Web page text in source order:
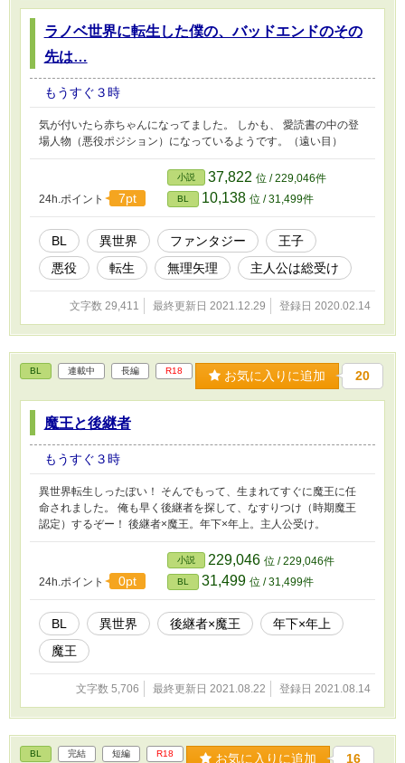
ラノベ世界に転生した僕の、バッドエンドのその
先は…
もうすぐ３時
気が付いたら赤ちゃんになってました。 しかも、 愛読書の中の登
場人物（悪役ポジション）になっているようです。（遠い目）
24h.ポイント 7pt
小説 37,822 位 / 229,046件
BL 10,138 位 / 31,499件
BL 異世界 ファンタジー
王子
悪役
転生 無理矢理 主人公は総受け
文字数 29,411 最終更新日 2021.12.29 登録日 2020.02.14
BL 連載中 長編 R18 お気に入りに追加 20
魔王と後継者
もうすぐ３時
異世界転生しったぽい！ そんでもって、生まれてすぐに魔王に任
命されました。 俺も早く後継者を探して、なすりつけ（時期魔王
認定）するぞー！ 後継者×魔王。年下×年上。主人公受け。
24h.ポイント 0pt
小説 229,046 位 / 229,046件
BL 31,499 位 / 31,499件
BL 異世界 後継者×魔王
年下×年上
魔王
文字数 5,706 最終更新日 2021.08.22 登録日 2021.08.14
BL 完結 短編 R18 お気に入りに追加 16